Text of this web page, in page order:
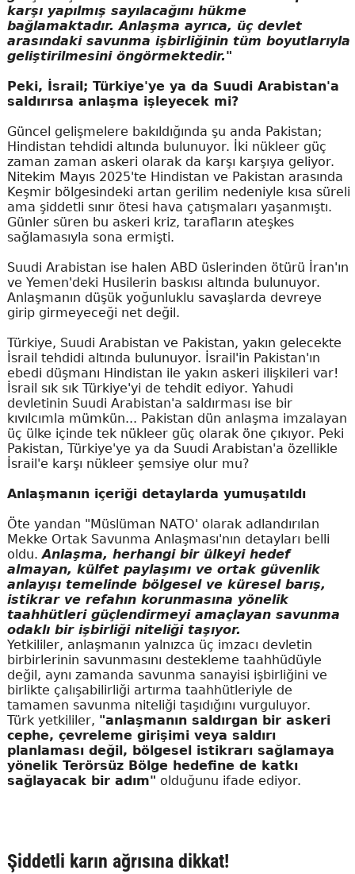
karşı yapılmış sayılacağını hükme
bağlamaktadır. Anlaşma ayrıca, üç devlet
arasındaki savunma işbirliğinin tüm boyutlarıyla
geliştirilmesini öngörmektedir."
Peki, İsrail; Türkiye'ye ya da Suudi Arabistan'a
saldırırsa anlaşma işleyecek mi?
Güncel gelişmelere bakıldığında şu anda Pakistan;
Hindistan tehdidi altında bulunuyor. İki nükleer güç
zaman zaman askeri olarak da karşı karşıya geliyor.
Nitekim Mayıs 2025'te Hindistan ve Pakistan arasında
Keşmir bölgesindeki artan gerilim nedeniyle kısa süreli
ama şiddetli sınır ötesi hava çatışmaları yaşanmıştı.
Günler süren bu askeri kriz, tarafların ateşkes
sağlamasıyla sona ermişti.
Suudi Arabistan ise halen ABD üslerinden ötürü İran'ın
ve Yemen'deki Husilerin baskısı altında bulunuyor.
Anlaşmanın düşük yoğunluklu savaşlarda devreye
girip girmeyeceği net değil.
Türkiye, Suudi Arabistan ve Pakistan, yakın gelecekte
İsrail tehdidi altında bulunuyor. İsrail'in Pakistan'ın
ebedi düşmanı Hindistan ile yakın askeri ilişkileri var!
İsrail sık sık Türkiye'yi de tehdit ediyor. Yahudi
devletinin Suudi Arabistan'a saldırması ise bir
kıvılcımla mümkün... Pakistan dün anlaşma imzalayan
üç ülke içinde tek nükleer güç olarak öne çıkıyor. Peki
Pakistan, Türkiye'ye ya da Suudi Arabistan'a özellikle
İsrail'e karşı nükleer şemsiye olur mu?
Anlaşmanın içeriği detaylarda yumuşatıldı
Öte yandan "Müslüman NATO' olarak adlandırılan
Mekke Ortak Savunma Anlaşması'nın detayları belli
oldu.Anlaşma, herhangi bir ülkeyi hedef
almayan, külfet paylaşımı ve ortak güvenlik
anlayışı temelinde bölgesel ve küresel barış,
istikrar ve refahın korunmasına yönelik
taahhütleri güçlendirmeyi amaçlayan savunma
odaklı bir işbirliği niteliği taşıyor.
Yetkililer, anlaşmanın yalnızca üç imzacı devletin
birbirlerinin savunmasını destekleme taahhüdüyle
değil, aynı zamanda savunma sanayisi işbirliğini ve
birlikte çalışabilirliği artırma taahhütleriyle de
tamamen savunma niteliği taşıdığını vurguluyor.
Türk yetkililer, "anlaşmanın saldırgan bir askeri
cephe, çevreleme girişimi veya saldırı
planlaması değil, bölgesel istikrarı sağlamaya
yönelik Terörsüz Bölge hedefine de katkı
sağlayacak bir adım" olduğunu ifade ediyor.
Şiddetli karın ağrısına dikkat!